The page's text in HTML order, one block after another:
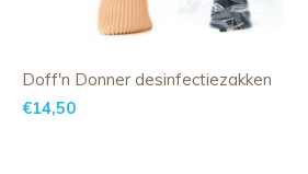
Doff'n Donner desinfectiezakken
€14,50